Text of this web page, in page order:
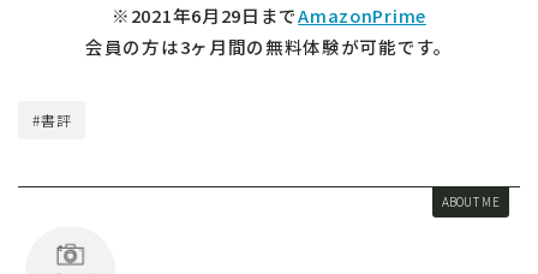
※2021年6月29日までAmazonPrime
会員の方は3ヶ月間の無料体験が可能です。
#書評
ABOUT ME